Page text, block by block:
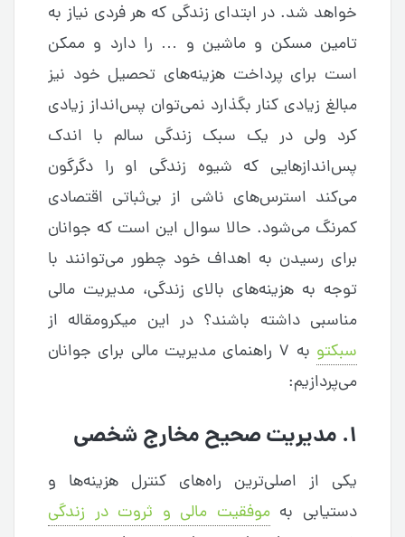
خواهد شد. در ابتدای زندگی که هر فردی نیاز به
تامین مسکن و ماشین و … را دارد و ممکن
است برای پرداخت هزینه‌های تحصیل خود نیز
مبالغ زیادی کنار بگذارد نمی‌توان پس‌انداز زیادی
کرد ولی در یک سبک زندگی سالم با اندک
پس‌اندازهایی که شیوه زندگی او را دگرگون
می‌کند استرس‌های ناشی از بی‌ثباتی اقتصادی
کمرنگ می‌شود. حالا سوال این است که جوانان
برای رسیدن به اهداف خود چطور می‌توانند با
توجه به هزینه‌های بالای زندگی، مدیریت مالی
مناسبی داشته باشند؟ در این میکرومقاله از
سبکتو
به ۷ راهنمای مدیریت مالی برای جوانان
می‌پردازیم:
۱. مدیریت صحیح مخارج شخصی
یکی از اصلی‌‌ترین راه‌‌های کنترل هزینه‌‌ها و
دستیابی بهموفقیت مالی و ثروت در زندگی